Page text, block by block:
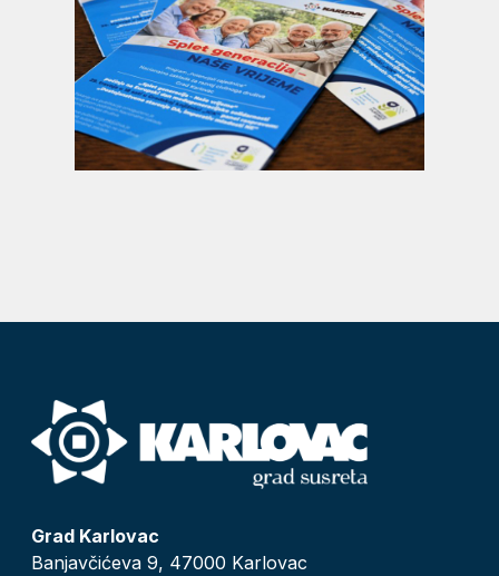
Grad Karlovac
Banjavčićeva 9, 47000 Karlovac